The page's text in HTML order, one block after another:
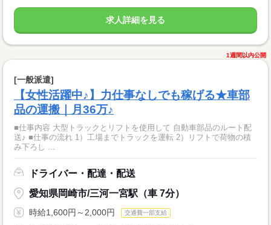
求人詳細を見る
1週間以内公開
[一般派遣]
【女性活躍中♪】力仕事なしでも稼げる★車部
品の運搬｜月36万♪
■仕事内容 大型トラックとリフトを使用して 自動車部品のルート配
送♪ ■仕事の流れ 1）工場までトラックを運転 2）リフトで荷物の積
ドライバー・配達・配送
愛知県岡崎市/三河一宮駅（車 7分）
時給1,600円～2,000円 交通費一部支給